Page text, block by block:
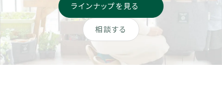
相談する
ラインナップを見る